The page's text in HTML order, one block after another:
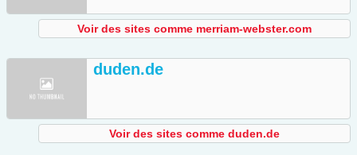
Voir des sites comme merriam-webster.com
duden.de
Voir des sites comme duden.de